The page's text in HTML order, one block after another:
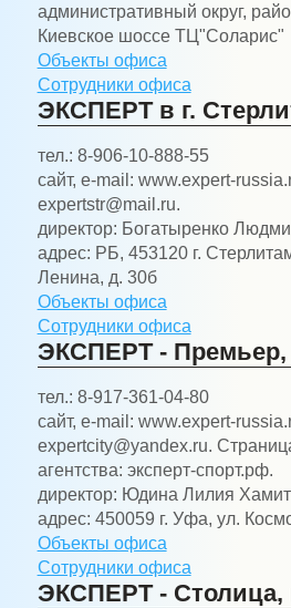
административный округ,
Киевское шоссе ТЦ"Соларис"
Объекты офиса
Сотрудники офиса
ЭКСПЕРТ в г.
тел.: 8-906-10-888-55
сайт, e-mail: www.expert-
expertstr@mail.ru.
директор: Богатыренко
адрес: РБ, 453120 г.
Ленина, д. 30б
Объекты офиса
Сотрудники офиса
ЭКСПЕРТ - Премьер,
тел.: 8-917-361-04-80
сайт, e-mail: www.expert-
expertcity@yandex.ru.
агентства: эксперт-спорт.рф.
директор: Юдина Лилия
адрес: 450059 г. Уфа, ул.
Объекты офиса
Сотрудники офиса
ЭКСПЕРТ - Столица,